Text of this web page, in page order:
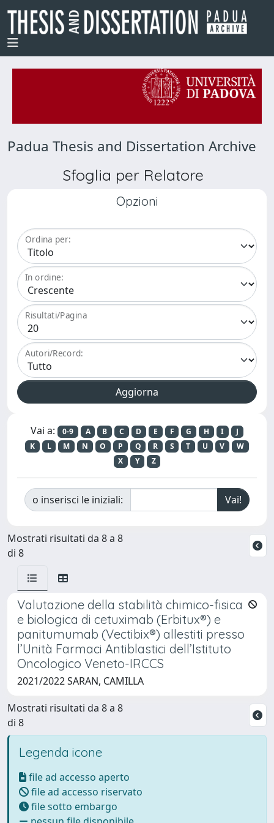
Padua Thesis and Dissertation Archive
Sfoglia per Relatore
Opzioni
Ordina per:
In ordine:
Risultati/Pagina
Autori/Record:
Vai a: 0-9 A B C D E F G H I
J
K
L M N O P Q R S T U V
W
X
Y Z
o inserisci le iniziali:
Mostrati risultati da 8 a 8
di 8
Valutazione della stabilità chimico-fisica
e biologica di cetuximab (Erbitux®) e
panitumumab (Vectibix®) allestiti presso
l’Unità Farmaci Antiblastici dell’Istituto
Oncologico Veneto-IRCCS
2021/2022 SARAN, CAMILLA
Mostrati risultati da 8 a 8
di 8
Legenda icone
file ad accesso aperto
file ad accesso riservato
file sotto embargo